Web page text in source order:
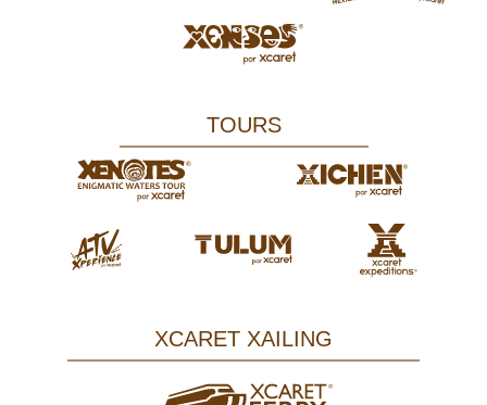
TOURS
XCARET XAILING